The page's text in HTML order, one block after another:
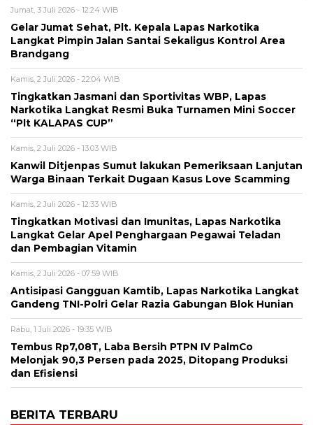
Jumat, 3 Juli 2026 - 12:24 WIB
Gelar Jumat Sehat, Plt. Kepala Lapas Narkotika
Langkat Pimpin Jalan Santai Sekaligus Kontrol Area
Brandgang
Kamis, 2 Juli 2026 - 22:04 WIB
Tingkatkan Jasmani dan Sportivitas WBP, Lapas
Narkotika Langkat Resmi Buka Turnamen Mini Soccer
“Plt KALAPAS CUP”
Kamis, 2 Juli 2026 - 13:03 WIB
Kanwil Ditjenpas Sumut lakukan Pemeriksaan Lanjutan
Warga Binaan Terkait Dugaan Kasus Love Scamming
Kamis, 2 Juli 2026 - 12:33 WIB
Tingkatkan Motivasi dan Imunitas, Lapas Narkotika
Langkat Gelar Apel Penghargaan Pegawai Teladan
dan Pembagian Vitamin
Kamis, 2 Juli 2026 - 07:59 WIB
Antisipasi Gangguan Kamtib, Lapas Narkotika Langkat
Gandeng TNI-Polri Gelar Razia Gabungan Blok Hunian
Rabu, 1 Juli 2026 - 19:35 WIB
Tembus Rp7,08T, Laba Bersih PTPN IV PalmCo
Melonjak 90,3 Persen pada 2025, Ditopang Produksi
dan Efisiensi
BERITA TERBARU